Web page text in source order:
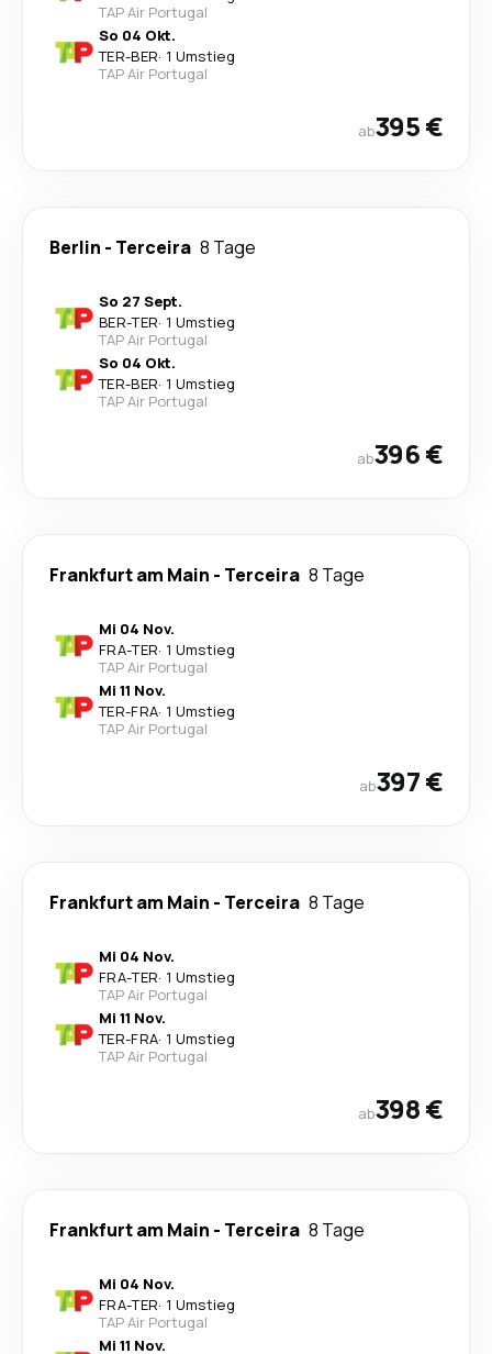
TAP Air Portugal
So 04 Okt.
TER-BER· 1 Umstieg
TAP Air Portugal
ab395 €
Berlin - Terceira 8 Tage
So 27 Sept.
BER-TER· 1 Umstieg
TAP Air Portugal
So 04 Okt.
TER-BER· 1 Umstieg
TAP Air Portugal
ab396 €
Frankfurt am Main - Terceira 8 Tage
Mi 04 Nov.
FRA-TER· 1 Umstieg
TAP Air Portugal
Mi 11 Nov.
TER-FRA· 1 Umstieg
TAP Air Portugal
ab397 €
Frankfurt am Main - Terceira 8 Tage
Mi 04 Nov.
FRA-TER· 1 Umstieg
TAP Air Portugal
Mi 11 Nov.
TER-FRA· 1 Umstieg
TAP Air Portugal
ab398 €
Frankfurt am Main - Terceira 8 Tage
Mi 04 Nov.
FRA-TER· 1 Umstieg
TAP Air Portugal
Mi 11 Nov.